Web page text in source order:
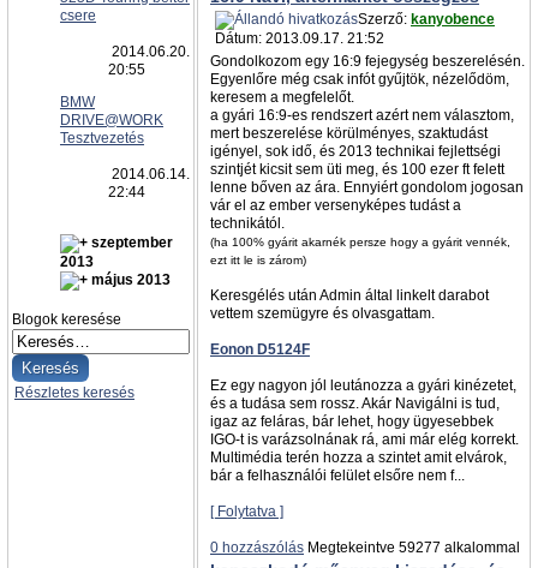
csere
2014.06.20.
20:55
BMW
DRIVE@WORK
Tesztvezetés
2014.06.14.
22:44
szeptember
2013
május 2013
Blogok keresése
Részletes keresés
Szerző: kanyobence
Dátum: 2013.09.17. 21:52
Gondolkozom egy 16:9 fejegység beszerelésén.
Egyenlőre még csak infót gyűjtök, nézelődöm,
keresem a megfelelőt.
a gyári 16:9-es rendszert azért nem választom,
mert beszerelése körülményes, szaktudást
igényel, sok idő, és 2013 technikai fejlettségi
szintjét kicsit sem üti meg, és 100 ezer ft felett
lenne bőven az ára. Ennyiért gondolom jogosan
vár el az ember versenyképes tudást a
technikától.
(ha 100% gyárit akarnék persze hogy a gyárit vennék,
ezt itt le is zárom)
Keresgélés után Admin által linkelt darabot
vettem szemügyre és olvasgattam.
Eonon D5124F
Ez egy nagyon jól leutánozza a gyári kinézetet,
és a tudása sem rossz. Akár Navigálni is tud,
igaz az feláras, bár lehet, hogy ügyesebbek
IGO-t is varázsolnának rá, ami már elég korrekt.
Multimédia terén hozza a szintet amit elvárok,
bár a felhasználói felület elsőre nem f...
[ Folytatva ]
0 hozzászólás Megtekeintve 59277 alkalommal